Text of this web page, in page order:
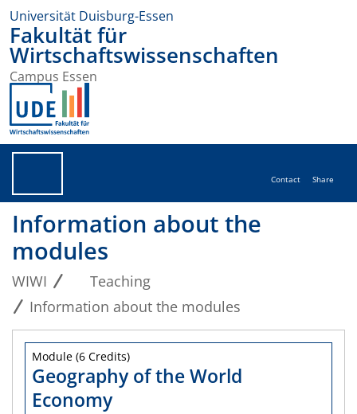
Universität Duisburg-Essen
Fakultät für
Wirtschaftswissenschaften
Campus Essen
Contact Share
Information about the
modules
WIWI
Teaching
Information about the modules
Module (6 Credits)
Geography of the World
Economy